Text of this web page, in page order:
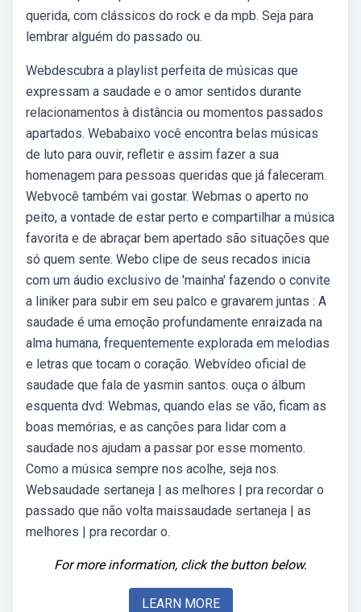
querida, com clássicos do rock e da mpb. Seja para
lembrar alguém do passado ou.
Webdescubra a playlist perfeita de músicas que
expressam a saudade e o amor sentidos durante
relacionamentos à distância ou momentos passados
apartados. Webabaixo você encontra belas músicas
de luto para ouvir, refletir e assim fazer a sua
homenagem para pessoas queridas que já faleceram.
Webvocê também vai gostar. Webmas o aperto no
peito, a vontade de estar perto e compartilhar a música
favorita e de abraçar bem apertado são situações que
só quem sente. Webo clipe de seus recados inicia
com um áudio exclusivo de 'mainha' fazendo o convite
a liniker para subir em seu palco e gravarem juntas : A
saudade é uma emoção profundamente enraizada na
alma humana, frequentemente explorada em melodias
e letras que tocam o coração. Webvídeo oficial de
saudade que fala de yasmin santos. ouça o álbum
esquenta dvd: Webmas, quando elas se vão, ficam as
boas memórias, e as canções para lidar com a
saudade nos ajudam a passar por esse momento.
Como a música sempre nos acolhe, seja nos.
Websaudade sertaneja | as melhores | pra recordar o
passado que não volta maissaudade sertaneja | as
melhores | pra recordar o.
For more information, click the button below.
LEARN MORE